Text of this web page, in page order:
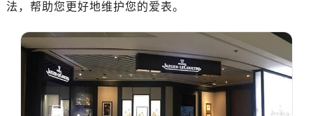
法，帮助您更好地维护您的爱表。